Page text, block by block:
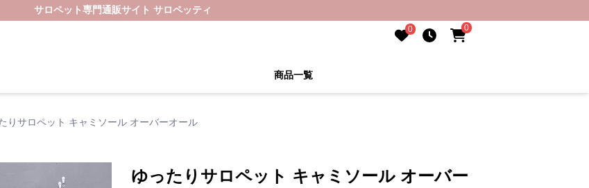
サロペット専門通販サイト サロペッティ
0 0
商品一覧
りサロペット キャミソール オーバーオール
ゆったりサロペット キャミソール オーバー